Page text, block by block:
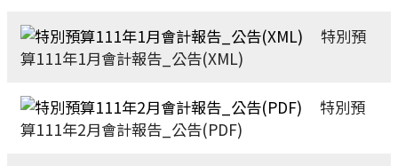
特別預
算111年1月會計報告_公告(XML)
特別預
算111年2月會計報告_公告(PDF)